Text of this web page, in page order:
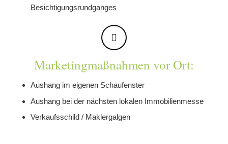
Besichtigungsrundganges
Marketingmaßnahmen vor Ort:
Aushang im eigenen Schaufenster
Aushang bei der nächsten lokalen Immobilienmesse
Verkaufsschild / Maklergalgen